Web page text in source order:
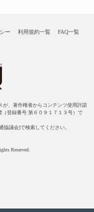
ー 利用規約一覧
FAQ一覧
が、著作権者からコンテンツ使用許諾
登録番号 第６０９１７１３号）で
協議会]で検索してください。
Reserved.